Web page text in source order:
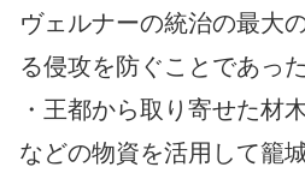
ヴェルナーの統治の最大
る侵攻を防ぐことであった
・王都から取り寄せた材
などの物資を活用して籠